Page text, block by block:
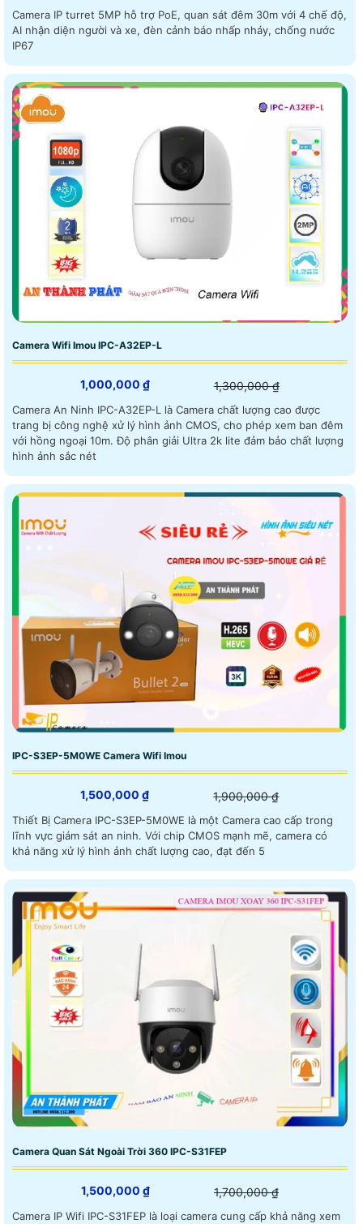
Camera IP turret 5MP hỗ trợ PoE, quan sát đêm 30m với 4 chế độ,
AI nhận diện người và xe, đèn cảnh báo nhấp nháy, chống nước
IP67
Camera Wifi Imou IPC-A32EP-L
1,000,000 ₫ 1,300,000 ₫
Camera An Ninh IPC-A32EP-L là Camera chất lượng cao được
trang bị công nghệ xử lý hình ảnh CMOS, cho phép xem ban đêm
với hồng ngoại 10m. Độ phân giải Ultra 2k lite đảm bảo chất lượng
hình ảnh sắc nét
IPC-S3EP-5M0WE Camera Wifi Imou
1,500,000 ₫ 1,900,000 ₫
Thiết Bị Camera IPC-S3EP-5M0WE là một Camera cao cấp trong
lĩnh vực giám sát an ninh. Với chip CMOS mạnh mẽ, camera có
khả năng xử lý hình ảnh chất lượng cao, đạt đến 5
Camera Quan Sát Ngoài Trời 360 IPC-S31FEP
1,500,000 ₫ 1,700,000 ₫
Camera IP Wifi IPC-S31FEP là loại camera cung cấp khả năng xem